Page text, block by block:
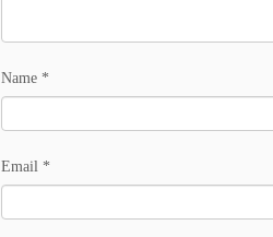
Name *
Email *